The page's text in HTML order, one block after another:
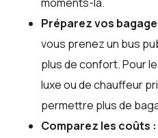
moments-là.
Préparez vos
vous prenez un bus
plus de confort. Pour
luxe ou de chauffeur
permettre plus de
Comparez les coûts :